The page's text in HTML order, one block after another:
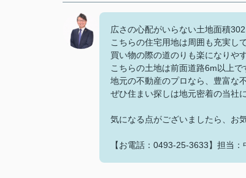
広さの心配がいらない土地面積
こちらの住宅用地は周囲も充実し
買い物の際の道のりも楽になりや
こちらの土地は前面道路6m以上で
地元の不動産のプロなら、豊富な
ぜひ住まい探しは地元密着の当社
気になる点がございましたら、お
【お電話：0493-25-3633】担当：